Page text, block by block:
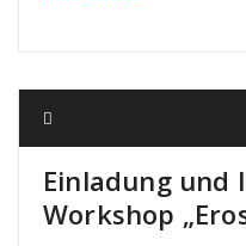
Einladung
Workshop